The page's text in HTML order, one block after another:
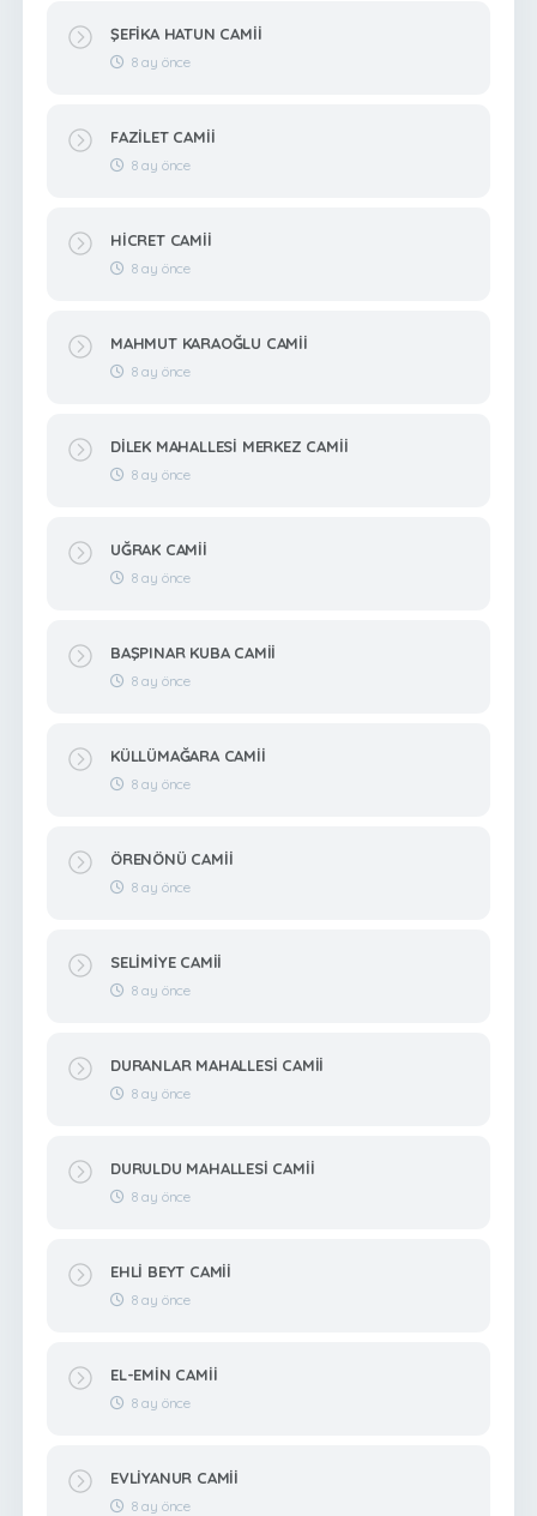
ŞEFİKA HATUN CAMİİ
8 ay önce
FAZİLET CAMİİ
8 ay önce
HİCRET CAMİİ
8 ay önce
MAHMUT KARAOĞLU CAMİİ
8 ay önce
DİLEK MAHALLESİ MERKEZ CAMİİ
8 ay önce
UĞRAK CAMİİ
8 ay önce
BAŞPINAR KUBA CAMİİ
8 ay önce
KÜLLÜMAĞARA CAMİİ
8 ay önce
ÖRENÖNÜ CAMİİ
8 ay önce
SELİMİYE CAMİİ
8 ay önce
DURANLAR MAHALLESİ CAMİİ
8 ay önce
DURULDU MAHALLESİ CAMİİ
8 ay önce
EHLİ BEYT CAMİİ
8 ay önce
EL-EMİN CAMİİ
8 ay önce
EVLİYANUR CAMİİ
8 ay önce